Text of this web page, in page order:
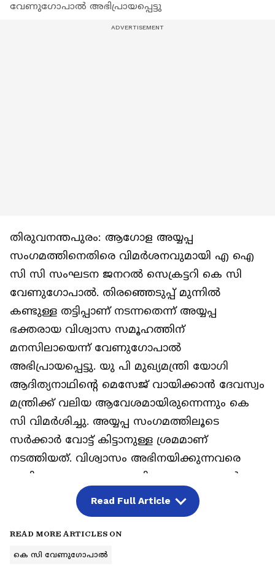
വേണുഗോപാൽ അഭിപ്രായപ്പെട്ടു
തിരുവനന്തപുരം: ആഗോള അയ്യപ്പ
സംഗമത്തിനെതിരെ വിമർശനവുമായി എ ഐ
സി സി സംഘടന ജനറൽ സെക്രട്ടറി കെ സി
വേണുഗോപാൽ. തിരഞ്ഞെടുപ്പ് മുന്നിൽ
കണ്ടുള്ള തട്ടിപ്പാണ് നടന്നതെന്ന് അയ്യപ്പ
ഭക്തരായ വിശ്വാസ സമൂഹത്തിന്
മനസിലായെന്ന് വേണുഗോപാൽ
അഭിപ്രായപ്പെട്ടു. യു പി മുഖ്യമന്ത്രി യോഗി
ആദിത്യനാഥിന്‍റെ മെസേജ് വായിക്കാൻ ദേവസ്വം
മന്ത്രിക്ക് വലിയ ആവേശമായിരുന്നെന്നും കെ
സി വിമ‍ർശിച്ചു. അയ്യപ്പ സംഗമത്തിലൂടെ
സർക്കാർ വോട്ട് കിട്ടാനുള്ള ശ്രമമാണ്
നടത്തിയത്. വിശ്വാസം അഭിനയിക്കുന്നവരെ
പേടിക്കണമെന്നും കെ സി വേണുഗോപാൽ
അഭിപ്രായപ്പെട്ടു. അയ്യപ്പ സ്വാമിയെ രാഷ്ട്രീയ
നേട്ടത്തിന്‍റെ വേദി ആക്കരുതെന്നും ഇത്
നേരത്തെ ചെയ്യേണ്ട കാര്യമായിരുന്നെന്നും 10
കൊല്ലത്തെ ഭരണം തീരാൻ പോകുമ്പോൾ അല്ല
Read Full Article
READ MORE ARTICLES ON
കെ സി വേണുഗോപാൽ